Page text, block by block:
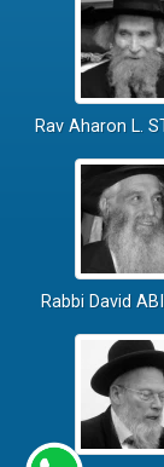
Rav Aharon L.
Rabbi David